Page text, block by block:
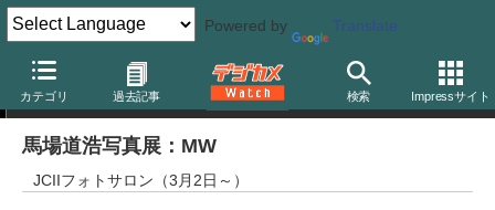
Powered by Translate
カテゴリ 過去記事 検索 Impressサイト
写真展告知
馬場道浩写真展：MW
JCIIフォトサロン（3月2日～）